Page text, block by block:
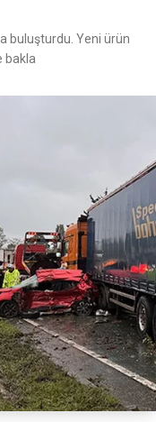
buluşturdu. Yeni ürün
bakla